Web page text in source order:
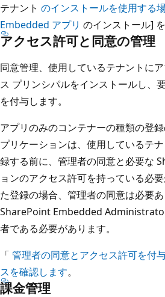
テナント のインストールを使用する
Embedded アプリ のインストール]
アクセス許可と同意の管理
同意管理、使用しているテナントに
ス プリンシパルをインストールし、
を付与します。
アプリのみのコンテナーの種類の登
プリケーションは、使用しているテ
録する前に、管理者の同意と必要な
ョンのアクセス許可を持っている必
た登録の場合、管理者の同意は必要
SharePoint Embedded
者である必要があります。
「 管理者の同意とアクセス許可を付
スを確認します。
課金管理